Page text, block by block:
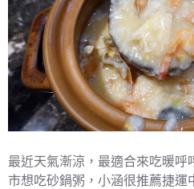
最近天氣漸涼，最適合來吃暖呼
市想吃砂鍋粥，小涵很推薦捷運